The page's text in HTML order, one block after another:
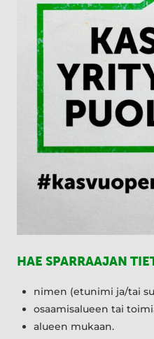
HAE SPARRAAJAN
nimen (etunimi ja/tai
osaamisalueen tai
alueen mukaan.